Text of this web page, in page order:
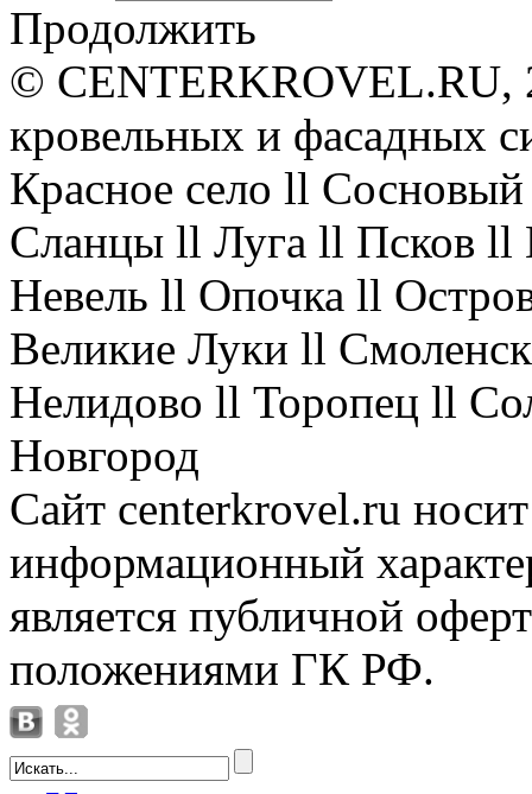
Продолжить
© CENTERKROVEL.RU,
кровельных и фасадных
Красное село ll
Сланцы ll Луга ll Псков
Невель ll Опочка ll
Великие Луки ll
Нелидово ll Торопец ll
Новгород
Сайт centerkrovel.ru
информационный
является публичной
положениями ГК РФ.